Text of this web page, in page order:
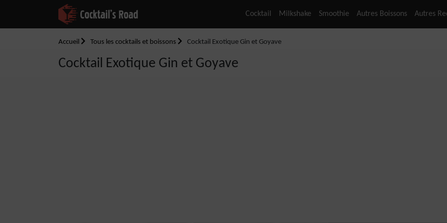
Cocktail Milkshake Smoothie Autres Boissons Autres
Accueil Tous les cocktails et boissons Cocktail Exotique Gin et Goyave
Cocktail Exotique Gin et Goyave